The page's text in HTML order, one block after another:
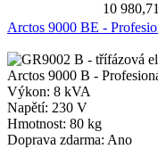
10
Arctos 9000 BE -
Arctos 9000 B -
Výkon: 8 kVA
Napětí: 230 V
Hmotnost: 80 kg
Doprava zdarma: Ano